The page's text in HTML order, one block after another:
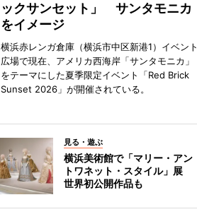
ックサンセット」 サンタモニカ
をイメージ
横浜赤レンガ倉庫（横浜市中区新港1）イベント
広場で現在、アメリカ西海岸「サンタモニカ」
をテーマにした夏季限定イベント「Red Brick
Sunset 2026」が開催されている。
見る・遊ぶ
横浜美術館で「マリー・アン
トワネット・スタイル」展
世界初公開作品も